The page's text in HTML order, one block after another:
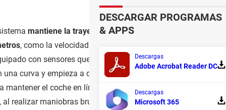
mantiene la trayectoria correcta
, como la velocidad de conducción, el ángulo de dirección y
con sensores que reaccionan a las desviaciones y
curva y empieza a deslizar, el ESP puede reducir el par
el coche en línea. Este sistema hace que la
realizar maniobras bruscas o al tomar curvas cerradas.
DESCARGAR PROGRAMAS
& APPS
Descargas
Adobe Acrobat Reader DC
Descargas
Microsoft 365